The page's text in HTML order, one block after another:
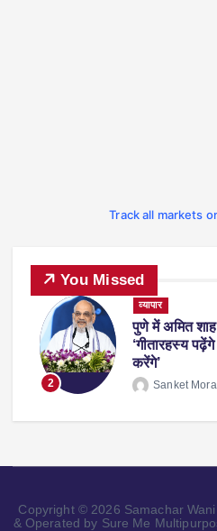
Track all markets
You Missed
3
ट्रेंडिंग
फीफा वर्ल्ड
हालैंड अपने साथ
जानकर रह जाएंगे
Sanket
Copyright © 2026 Samachar
& Operated by Sure Me